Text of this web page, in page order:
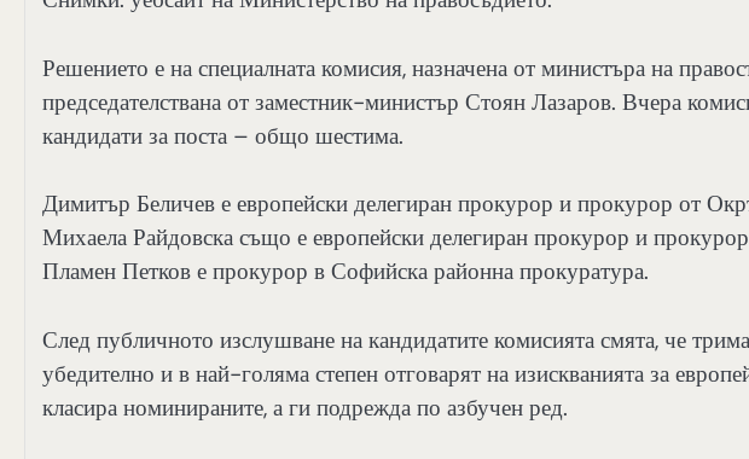
Решението е на специалната комисия, назначена от министъра на
председателствана от заместник-министър Стоян Лазаров. Вчера
кандидати за поста – общо шестима.
Димитър Беличев е европейски делегиран прокурор и прокурор от
Михаела Райдовска също е европейски делегиран прокурор и
Пламен Петков е прокурор в Софийска районна прокуратура.
След публичното изслушване на кандидатите комисията смята, че
убедително и в най-голяма степен отговарят на изискванията за
класира номинираните, а ги подрежда по азбучен ред.